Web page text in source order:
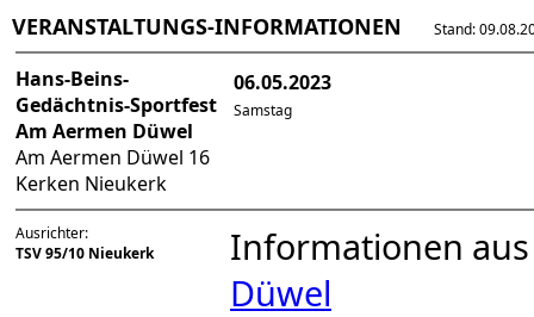
VERANSTALTUNGS-INFORMATIONEN Stand:
Hans-Beins-
Gedächtnis-Sportfest
Am Aermen Düwel
Am Aermen Düwel 16
Kerken Nieukerk
06.05.2023
Samstag
Ausrichter:
TSV 95/10 Nieukerk
Informationen
Düwel